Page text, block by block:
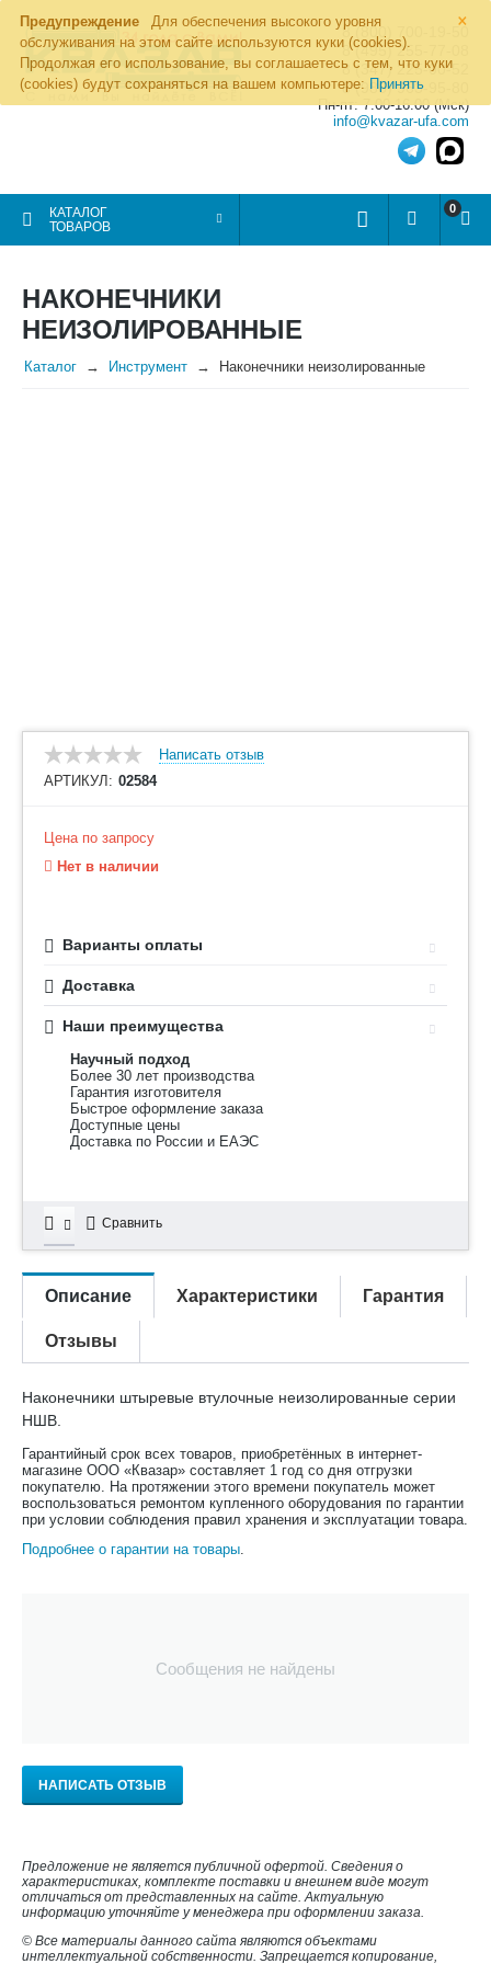
×
Предупреждение
Для обеспечения высокого уровня
обслуживания на этом сайте используются куки (cookies).
Продолжая его использование, вы соглашаетесь с тем, что куки
(cookies) будут сохраняться на вашем компьютере: Принять
8 (800) 700-19-50
8 (495) 255-77-08
8 (347) 225-00-52
8 (986) 963-95-80
Пн-пт: 7.00-16.00 (Мск)
info@kvazar-ufa.com
КАТАЛОГ
ТОВАРОВ
0
НАКОНЕЧНИКИ
НЕИЗОЛИРОВАННЫЕ
Каталог Инструмент Наконечники неизолированные
Написать отзыв
АРТИКУЛ: 02584
Цена по запросу
Нет в наличии
Варианты оплаты
Доставка
Наши преимущества
Научный подход
Более 30 лет производства
Гарантия изготовителя
Быстрое оформление заказа
Доступные цены
Доставка по России и ЕАЭС
Сравнить
Описание Характеристики Гарантия
Отзывы
Наконечники штыревые втулочные неизолированные серии
НШВ.
Гарантийный срок всех товаров, приобретённых в интернет-
магазине ООО «Квазар» составляет 1 год со дня отгрузки
покупателю. На протяжении этого времени покупатель может
воспользоваться ремонтом купленного оборудования по гарантии
при условии соблюдения правил хранения и эксплуатации товара.
Подробнее о гарантии на товары.
Сообщения не найдены
НАПИСАТЬ ОТЗЫВ
Предложение не является публичной офертой. Сведения о
характеристиках, комплекте поставки и внешнем виде могут
отличаться от представленных на сайте. Актуальную
информацию уточняйте у менеджера при оформлении заказа.
© Все материалы данного сайта являются объектами
интеллектуальной собственности. Запрещается копирование,